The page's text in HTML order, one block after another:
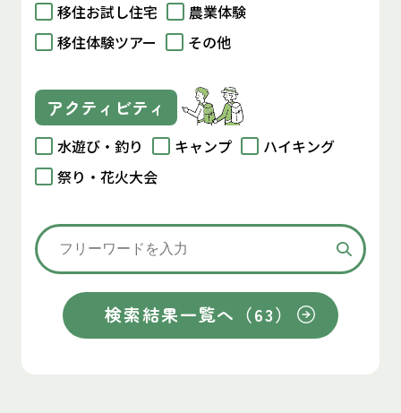
移住お試し住宅
農業体験
移住体験ツアー
その他
アクティビティ
水遊び・釣り キャンプ
ハイキング
祭り・花火大会